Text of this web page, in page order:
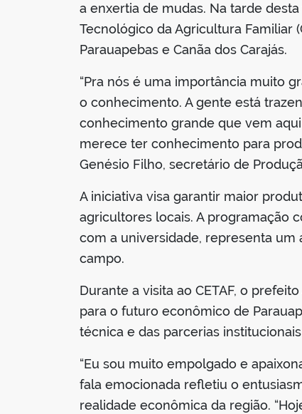
a enxertia de mudas. Na tarde
Tecnológico da Agricultura Familiar
Parauapebas e Canãa dos Carajás.
“Pra nós é uma importância muito
o conhecimento. A gente está
conhecimento grande que vem
merece ter conhecimento para
Genésio Filho, secretário de
A iniciativa visa garantir maior
agricultores locais. A programação
com a universidade, representa
campo.
Durante a visita ao CETAF, o
para o futuro econômico de
técnica e das parcerias
“Eu sou muito empolgado e
fala emocionada refletiu o
realidade econômica da região.